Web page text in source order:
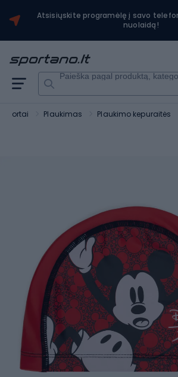
Atsisiųskite programėlę į savo
nuolaidą!
Paieška pagal produktą,
sportai Plaukimas Plaukimo kepuraitės